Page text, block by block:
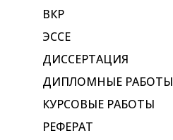
ВКР
ЭССЕ
ДИССЕРТАЦИЯ
ДИПЛОМНЫЕ РАБОТЫ
КУРСОВЫЕ РАБОТЫ
РЕФЕРАТ